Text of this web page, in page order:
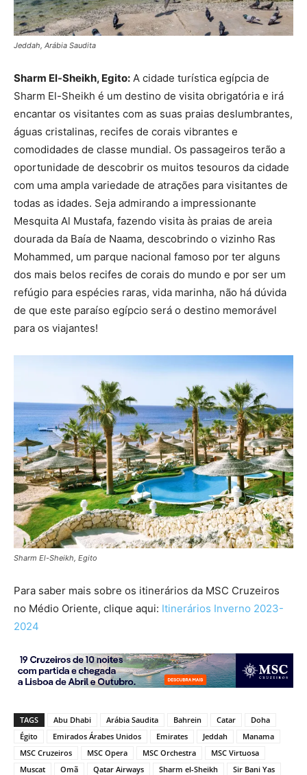
Jeddah, Arábia Saudita
Sharm El-Sheikh, Egito: A cidade turística egípcia de
Sharm El-Sheikh é um destino de visita obrigatória e irá
encantar os visitantes com as suas praias deslumbrantes,
águas cristalinas, recifes de corais vibrantes e
comodidades de classe mundial. Os passageiros terão a
oportunidade de descobrir os muitos tesouros da cidade
com uma ampla variedade de atrações para visitantes de
todas as idades. Seja admirando a impressionante
Mesquita Al Mustafa, fazendo visita às praias de areia
dourada da Baía de Naama, descobrindo o vizinho Ras
Mohammed, um parque nacional famoso por ter alguns
dos mais belos recifes de corais do mundo e por ser um
refúgio para espécies raras, vida marinha, não há dúvida
de que este paraíso egípcio será o destino memorável
para os viajantes!
Sharm El-Sheikh, Egito
Para saber mais sobre os itinerários da MSC Cruzeiros
no Médio Oriente, clique aqui: Itinerários Inverno 2023-
2024
TAGS Abu Dhabi Arábia Saudita Bahrein Catar
Doha
Égito
Emirados Árabes Unidos Emirates Jeddah
Manama
MSC Cruzeiros
MSC Opera MSC Orchestra
MSC Virtuosa
Muscat
Omã Qatar Airways Sharm el-Sheikh Sir Bani Yas